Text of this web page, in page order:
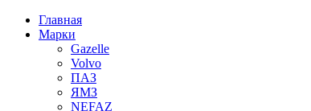
Главная
Марки
Gazelle
Volvo
ПАЗ
ЯМЗ
NEFAZ